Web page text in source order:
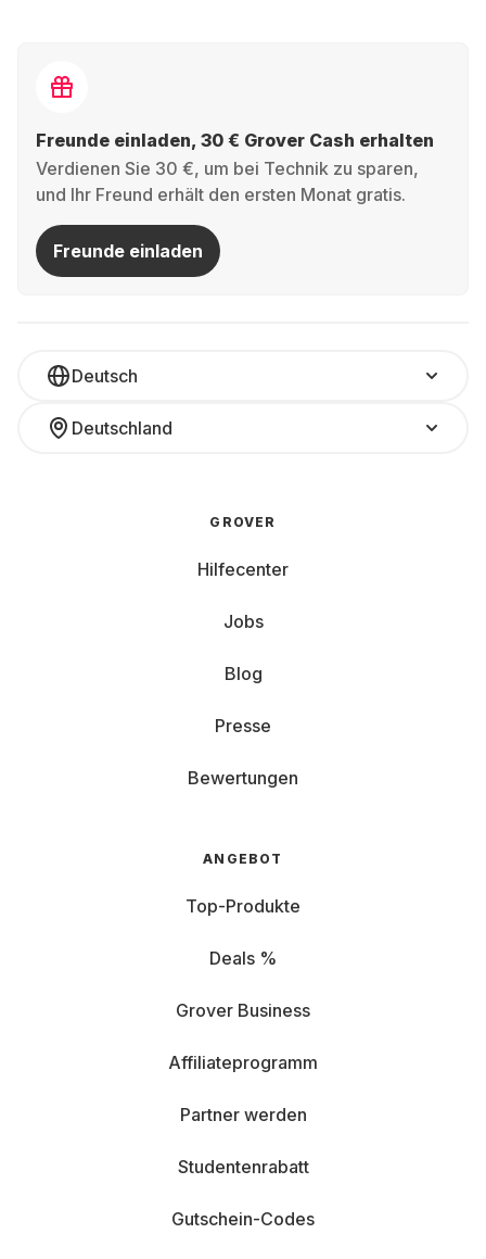
Freunde einladen, 30 € Grover Cash erhalten
Verdienen Sie 30 €, um bei Technik zu sparen,
und Ihr Freund erhält den ersten Monat gratis.
Freunde einladen
Deutsch
Deutschland
GROVER
Hilfecenter
Jobs
Blog
Presse
Bewertungen
ANGEBOT
Top-Produkte
Deals %
Grover Business
Affiliateprogramm
Partner werden
Studentenrabatt
Gutschein-Codes